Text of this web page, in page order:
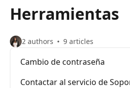
Herramientas
2 authors 9 articles
Cambio de contraseña
Contactar al servicio de